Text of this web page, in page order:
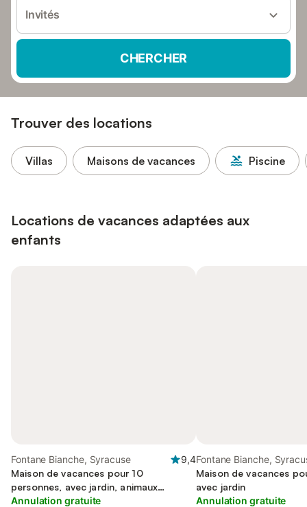
Invités
CHERCHER
Trouver des locations
Villas Maisons de vacances Piscine
Locations de vacances adaptées aux
enfants
Fontane Bianche, Syracuse
9,4
Maison de vacances pour 10
personnes, avec jardin, animaux
acceptés
Annulation gratuite
Fontane Bianche,
Maison de vacances
avec jardin
Annulation gratuite